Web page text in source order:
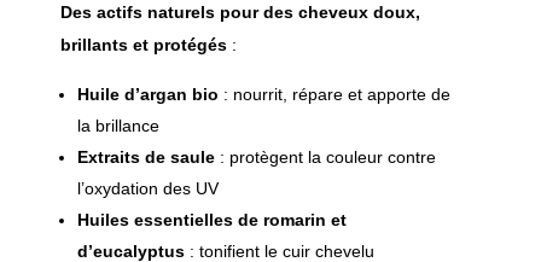
Des actifs naturels pour des cheveux doux,
brillants et protégés:
Huile d’argan bio : nourrit, répare et apporte de
la brillance
Extraits de saule: protègent la couleur contre
l’oxydation des UV
Huiles essentielles de romarin et
d’eucalyptus: tonifient le cuir chevelu